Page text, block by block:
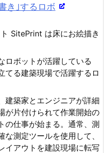
き｣するロボ
SitePrint は床にお絵描き
ロボットが活躍している
てる建築現場で活躍するロ
建築家とエンジニアが詳細
が片付けられて作業開始の
の仕事が始まる。通常、測
測定ツールを使用して、
イアウトを建設現場に転写